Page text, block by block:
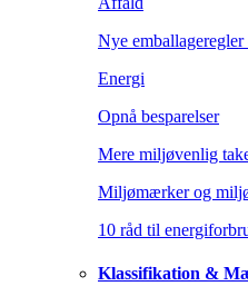
Nye
Energi
Opnå besparelser
Mere miljøvenlig
Miljømærker og
10 råd til
Klassifikation &